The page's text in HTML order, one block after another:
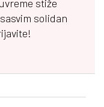
stiže
solidan